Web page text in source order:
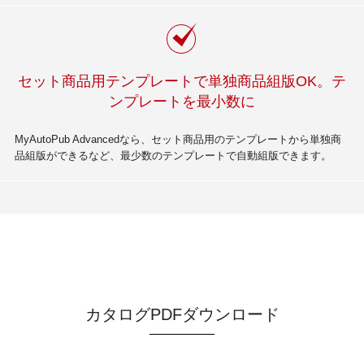
セット商品用テンプレートで単独商品組版OK。テ
ンプレートを最小数に
MyAutoPub Advancedなら、セット商品用のテンプレートから単独商
品組版ができるなど、最少数のテンプレートで自動組版できます。
カタログPDFダウンロード